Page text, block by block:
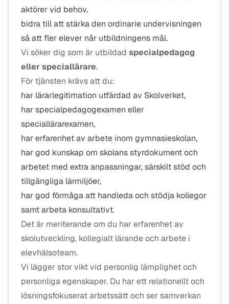
aktörer vid behov,
bidra till att stärka den ordinarie undervisningen
så att fler elever når utbildningens mål.
Vi söker dig som är utbildad specialpedagog
eller speciallärare.
För tjänsten krävs att du:
har lärarlegitimation utfärdad av Skolverket,
har specialpedagogexamen eller
speciallärarexamen,
har erfarenhet av arbete inom gymnasieskolan,
har god kunskap om skolans styrdokument och
arbetet med extra anpassningar, särskilt stöd och
tillgängliga lärmiljöer,
har god förmåga att handleda och stödja kollegor
samt arbeta konsultativt.
Det är meriterande om du har erfarenhet av
skolutveckling, kollegialt lärande och arbete i
elevhälsoteam.
Vi lägger stor vikt vid personlig lämplighet och
personliga egenskaper. Du har ett relationellt och
lösningsfokuserat arbetssätt och ser samverkan